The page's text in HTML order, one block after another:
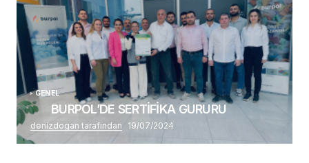
GENEL
BURPOL’DE SERTİFİKA GURURU
denizdogan tarafından 19/07/2024